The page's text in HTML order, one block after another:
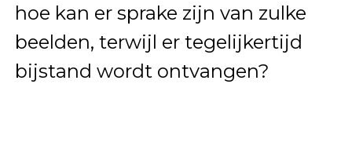
hoe kan er sprake zijn van zulke
beelden, terwijl er tegelijkertijd
bijstand wordt ontvangen?